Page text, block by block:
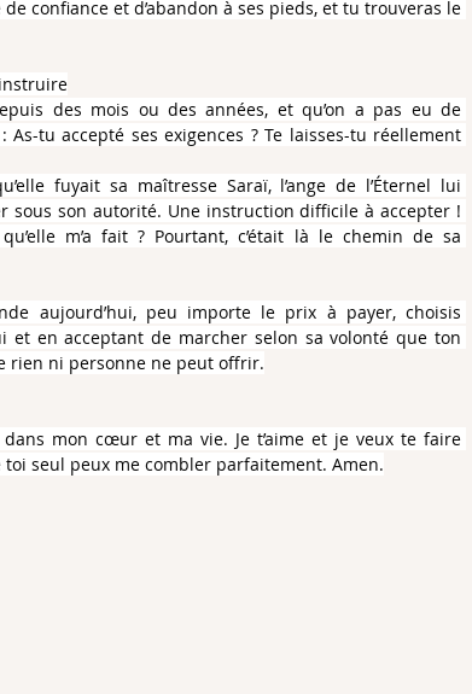
confiance et d’abandon à ses pieds, et tu trouveras le
des mois ou des années, et qu’on a pas eu de
tu accepté ses exigences ? Te laisses-tu réellement
fuyait sa maîtresse Saraï, l’ange de l’Éternel lui
sous son autorité. Une instruction difficile à accepter !
m’a fait ? Pourtant, c’était là le chemin de sa
aujourd’hui, peu importe le prix à payer, choisis
et en acceptant de marcher selon sa volonté que ton
rien ni personne ne peut offrir.
mon cœur et ma vie. Je t’aime et je veux te faire
seul peux me combler parfaitement. Amen.